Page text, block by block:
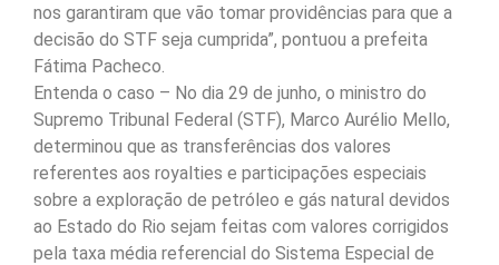
nos garantiram que vão tomar providências para que a
decisão do STF seja cumprida”, pontuou a prefeita
Fátima Pacheco.
Entenda o caso – No dia 29 de junho, o ministro do
Supremo Tribunal Federal (STF), Marco Aurélio Mello,
determinou que as transferências dos valores
referentes aos royalties e participações especiais
sobre a exploração de petróleo e gás natural devidos
ao Estado do Rio sejam feitas com valores corrigidos
pela taxa média referencial do Sistema Especial de